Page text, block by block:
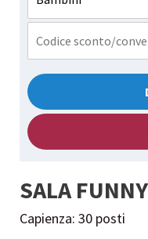
SALA FUNNY
Capienza: 30 posti